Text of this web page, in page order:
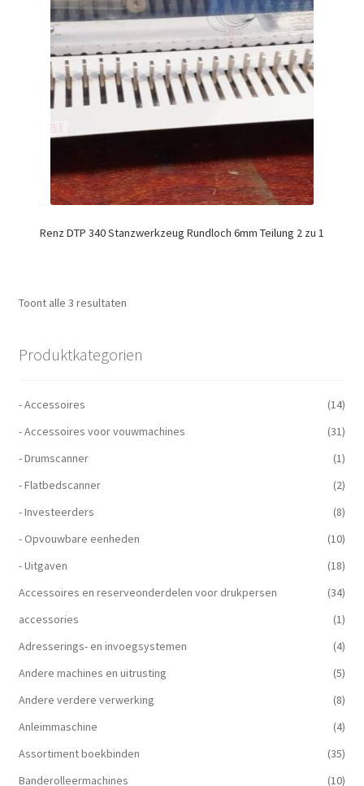
Renz DTP 340 Stanzwerkzeug Rundloch 6mm Teilung 2 zu 1
Toont alle 3 resultaten
Produktkategorien
- Accessoires
(14)
- Accessoires voor vouwmachines
(31)
- Drumscanner
(1)
- Flatbedscanner
(2)
- Investeerders
(8)
- Opvouwbare eenheden
(10)
- Uitgaven
(18)
Accessoires en reserveonderdelen voor drukpersen
(34)
accessories
(1)
Adresserings- en invoegsystemen
(4)
Andere machines en uitrusting
(5)
Andere verdere verwerking
(8)
Anleimmaschine
(4)
Assortiment boekbinden
(35)
Banderolleermachines
(10)